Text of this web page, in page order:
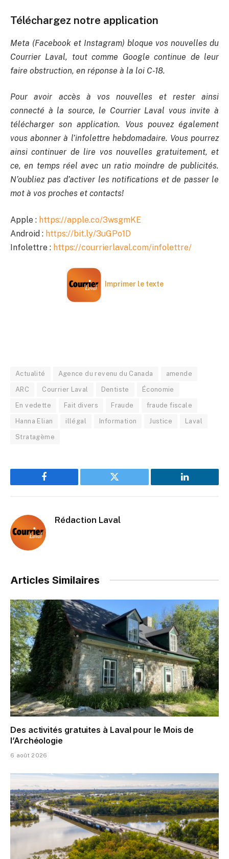
Téléchargez notre application
Meta (Facebook et Instagram) bloque vos nouvelles du
Courrier Laval, tout comme Google continue de leur
faire obstruction, en réponse à la loi C-18.
Pour avoir accès à vos nouvelles et rester ainsi
connecté à la source, le Courrier Laval vous invite à
télécharger son application. Vous pouvez également
vous abonner à l’infolettre hebdomadaire. Vous pourrez
ainsi continuer de lire vos nouvelles gratuitement, et
ce, en temps réel avec un ratio moindre de publicités.
N’oubliez pas d’activer les notifications et de passer le
mot à vos proches et contacts!
Apple : https://apple.co/3wsgmKE
Android : https://bit.ly/3uGPo1D
Infolettre : https://courrierlaval.com/infolettre/
Imprimer le texte
Actualité Agence du revenu du Canada amende
ARC Courrier Laval Dentiste Économie
En vedette Fait divers Fraude fraude fiscale
Hanna Elian illégal Information Justice Laval
Stratagème
Facebook Twitter LinkedIn
Rédaction Laval
Articles Similaires
Des activités gratuites à Laval pour le Mois de
l’Archéologie
6 août 2026